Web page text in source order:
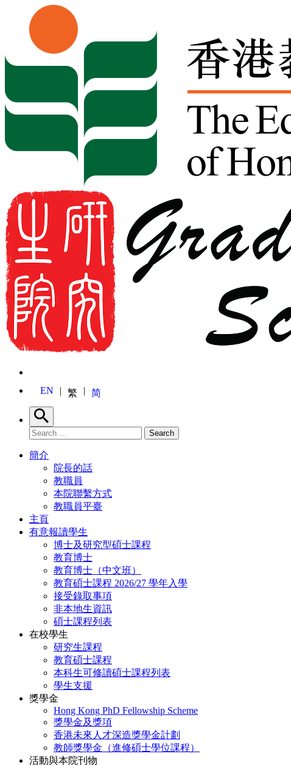
Skip to content
EN 繁 简
Search
Search for: Search
簡介
院長的話
教職員
本院聯繫方式
教職員平臺
主頁
有意報讀學生
博士及研究型碩士課程
教育博士
教育博士（中文班）
教育碩士課程 2026/27 學年入學
接受錄取事項
非本地生資訊
碩士課程列表
在校學生
研究生課程
教育碩士課程
本科生可修讀碩士課程列表
學生支援
獎學金
Hong Kong PhD Fellowship Scheme
獎學金及獎項
香港未來人才深造獎學金計劃
教師獎學金（進修碩士學位課程）
活動與本院刊物